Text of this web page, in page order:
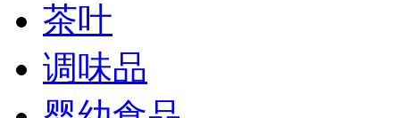
茶叶
调味品